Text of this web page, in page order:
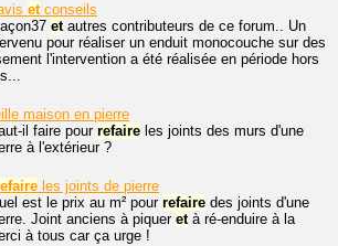
etconseils
etautres contributeurs de ce forum.. Un
pour réaliser un enduit monocouche sur des
l'intervention a été réalisée en période hors
maison en pierre
il faire pour refaire les joints des murs d'une
à l'extérieur ?
les joints de pierre
est le prix au m² pourrefaire des joints d'une
Joint anciens à piquer età ré-enduire à la
à tous car ça urge !